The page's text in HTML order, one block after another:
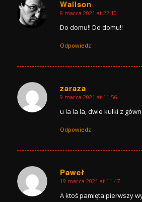
Wallson
says:
8 marca 2021 at 22:10
Do domu!! Do domu!!
Odpowiedz
zaraza
says:
9 marca 2021 at 11:56
u la la la, dwie kulki z
Odpowiedz
Paweł
says:
19 marca 2021 at 11:47
A ktoś pamięta pierwszy